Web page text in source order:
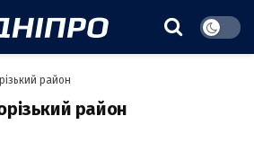
район
район